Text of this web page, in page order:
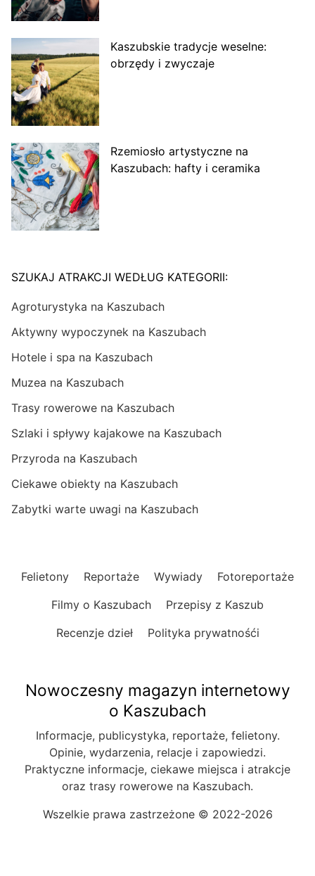
Kaszubskie tradycje weselne:
obrzędy i zwyczaje
Rzemiosło artystyczne na
Kaszubach: hafty i ceramika
SZUKAJ ATRAKCJI WEDŁUG KATEGORII:
Agroturystyka na Kaszubach
Aktywny wypoczynek na Kaszubach
Hotele i spa na Kaszubach
Muzea na Kaszubach
Trasy rowerowe na Kaszubach
Szlaki i spływy kajakowe na Kaszubach
Przyroda na Kaszubach
Ciekawe obiekty na Kaszubach
Zabytki warte uwagi na Kaszubach
Felietony Reportaże Wywiady
Fotoreportaże
Filmy o Kaszubach
Przepisy z Kaszub
Recenzje dzieł
Polityka prywatnośći
Nowoczesny magazyn internetowy
o Kaszubach
Informacje, publicystyka, reportaże, felietony.
Opinie, wydarzenia, relacje i zapowiedzi.
Praktyczne informacje, ciekawe miejsca i atrakcje
oraz trasy rowerowe na Kaszubach.
Wszelkie prawa zastrzeżone © 2022-2026